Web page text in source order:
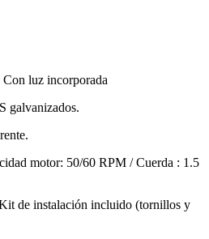
Con luz incorporada
galvanizados.
motor: 50/60 RPM / Cuerda : 1.5
de instalación incluido (tornillos y